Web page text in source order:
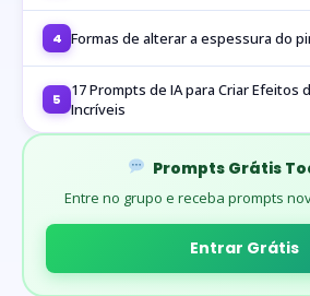
4 Formas de alterar a espessura do
5
17 Prompts de IA para Criar Efeitos
Incríveis
Prompts Grátis
Entre no grupo e receba prompts
Entrar Grátis